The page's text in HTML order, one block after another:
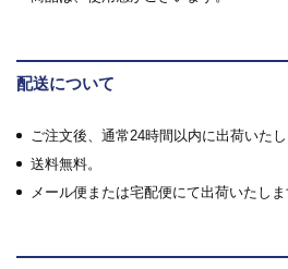
配送について
ご注文後、通常24時間以内に出荷いたし
送料無料。
メール便または宅配便にて出荷いたしま